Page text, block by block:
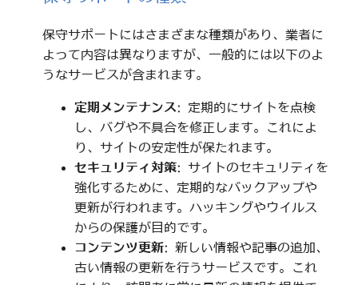
保守サポートにはさまざまな種類があり、業者に
よって内容は異なりますが、一般的には以下のよ
うなサービスが含まれます。
定期メンテナンス: 定期的にサイトを点検
し、バグや不具合を修正します。これによ
り、サイトの安定性が保たれます。
セキュリティ対策: サイトのセキュリティを
強化するために、定期的なバックアップや
更新が行われます。ハッキングやウイルス
からの保護が目的です。
コンテンツ更新: 新しい情報や記事の追加、
古い情報の更新を行うサービスです。これ